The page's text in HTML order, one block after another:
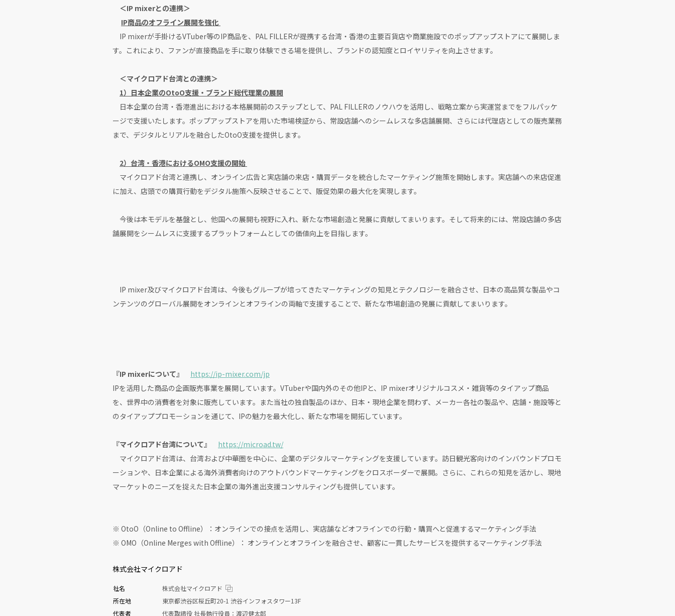
＜IP mixerとの連携＞
IP商品のオフライン展開を強化
IP mixerが手掛けるVTuber等のIP商品を、PAL FILLERが提携する台湾・香港の主要百貨店や商業施設でのポップアップストアにて展開しま
す。これにより、ファンが直接商品を手に取り体験できる場を提供し、ブランドの認知度とロイヤリティを向上させます。
＜マイクロアド台湾との連携＞
1）日本企業のOtoO支援・ブランド総代理業の展開
日本企業の台湾・香港進出における本格展開前のステップとして、PAL FILLERのノウハウを活用し、戦略立案から実運営までをフルパッケ
ージで支援いたします。ポップアップストアを用いた市場検証から、常設店舗へのシームレスな多店舗展開、さらには代理店としての販売業務
まで、デジタルとリアルを融合したOtoO支援を提供します。
2）台湾・香港におけるOMO支援の開始
マイクロアド台湾と連携し、オンライン広告と実店舗の来店・購買データを統合したマーケティング施策を開始します。実店舗への来店促進
に加え、店頭での購買行動をデジタル施策へ反映させることで、販促効果の最大化を実現します。
今後は本モデルを基盤とし、他国への展開も視野に入れ、新たな市場創造と発展に貢献してまいります。そして将来的には、常設店舗の多店
舗展開をシームレスに支援するプラットフォームとしての価値向上を目指します。
IP mixer及びマイクロアド台湾は、今後もグループが培ってきたマーケティングの知見とテクノロジーを融合させ、日本の高品質な製品やコ
ンテンツのグローバル展開をオンラインとオフラインの両軸で支援することで、新たな市場創造の発展に貢献してまいります。
『IP mixerについて』
https://ip-mixer.com/jp
IPを活用した商品の企画販売事業を展開しています。VTuberや国内外のその他IPと、IP mixerオリジナルコスメ・雑貨等のタイアップ商品
を、世界中の消費者を対象に販売しています。また当社の独自製品のほか、日本・現地企業を問わず、メーカー各社の製品や、店舗・施設等と
のタイアッププロモーションを通じて、IPの魅力を最大化し、新たな市場を開拓しています。
『マイクロアド台湾について』
https://microad.tw/
マイクロアド台湾は、台湾および中華圏を中心に、企業のデジタルマーケティングを支援しています。訪日観光客向けのインバウンドプロモ
ーションや、日本企業による海外消費者向けのアウトバウンドマーケティングをクロスボーダーで展開。さらに、これらの知見を活かし、現地
マーケットのニーズを捉えた日本企業の海外進出支援コンサルティングも提供しています。
※ OtoO（Online to Offline）：オンラインでの接点を活用し、実店舗などオフラインでの行動・購買へと促進するマーケティング手法
※ OMO（Online Merges with Offline）： オンラインとオフラインを融合させ、顧客に一貫したサービスを提供するマーケティング手法
株式会社マイクロアド
社名
株式会社マイクロアド
所在地
東京都渋谷区桜丘町20-1 渋谷インフォスタワー13F
代表者
代表取締役 社長執行役員：渡辺健太郎